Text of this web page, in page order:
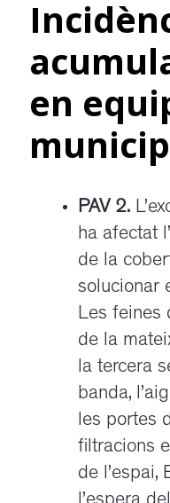
en
PAV 2.
ha afectat
de la
solucionar
Les feines
de la
la tercera
banda,
les portes
filtracions
de l’espai,